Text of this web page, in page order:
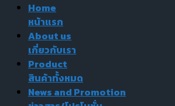
Home
หน้าแรก
About us
เกี่ยวกับเรา
Product
สินค้าทั้งหมด
News and Promotion